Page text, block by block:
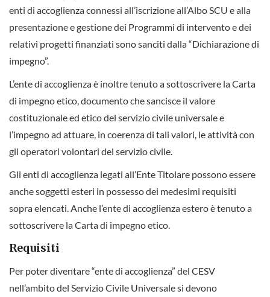
enti di accoglienza connessi all’iscrizione all’Albo SCU e alla
presentazione e gestione dei Programmi di intervento e dei
relativi progetti finanziati sono sanciti dalla “Dichiarazione di
impegno”.
L’ente di accoglienza è inoltre tenuto a sottoscrivere la Carta
di impegno etico, documento che sancisce il valore
costituzionale ed etico del servizio civile universale e
l’impegno ad attuare, in coerenza di tali valori, le attività con
gli operatori volontari del servizio civile.
Gli enti di accoglienza legati all’Ente Titolare possono essere
anche soggetti esteri in possesso dei medesimi requisiti
sopra elencati. Anche l’ente di accoglienza estero è tenuto a
sottoscrivere la Carta di impegno etico.
Requisiti
Per poter diventare “ente di accoglienza” del CESV
nell’ambito del Servizio Civile Universale si devono